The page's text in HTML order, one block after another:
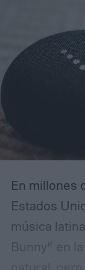
En millones
Estados
música
Bunny” en